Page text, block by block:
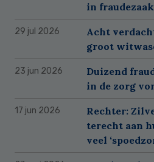
in
29 jul 2026
Acht
groot
23 jun 2026
Duizend
in de zorg
17 jun 2026
Rechter:
terecht aan
veel